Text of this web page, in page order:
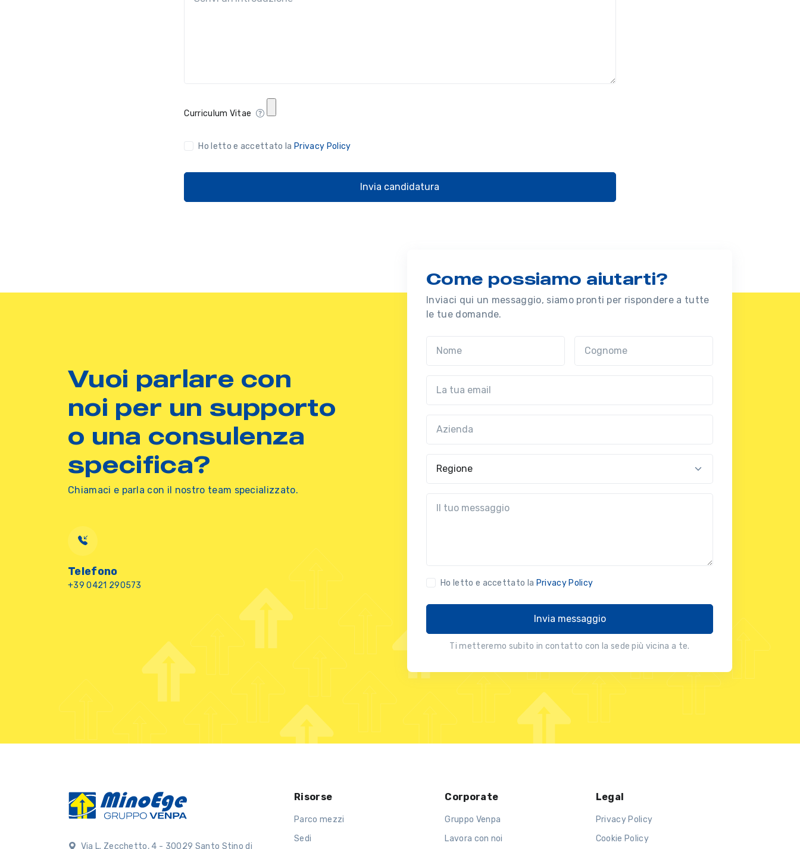
Curriculum Vitae
Ho letto e accettato la Privacy Policy
Invia candidatura
Vuoi parlare con
noi per un supporto
o una consulenza
specifica?
Chiamaci e parla con il nostro team specializzato.
Telefono
+39 0421 290573
Come possiamo aiutarti?
Inviaci qui un messaggio, siamo pronti per rispondere a tutte
le tue domande.
Ho letto e accettato la Privacy Policy
Invia messaggio
Ti metteremo subito in contatto con la sede più vicina a te.
Via L. Zecchetto, 4 - 30029 Santo Stino di
Risorse
Parco mezzi
Sedi
Corporate
Gruppo Venpa
Lavora con noi
Legal
Privacy Policy
Cookie Policy